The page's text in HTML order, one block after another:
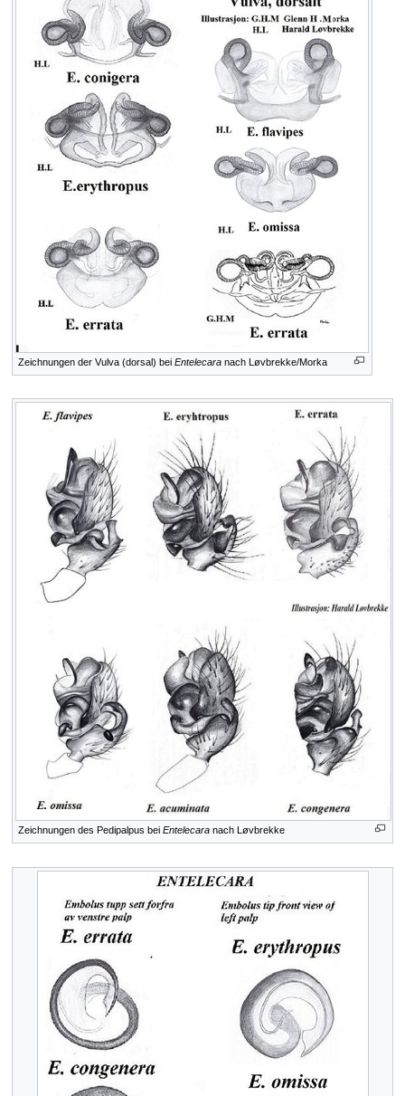
Zeichnungen der Vulva (dorsal) bei Entelecaranach Løvbrekke/Morka
Zeichnungen des Pedipalpus bei Entelecaranach Løvbrekke